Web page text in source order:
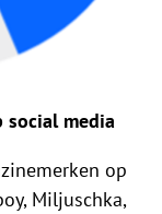
social media
op
Miljuschka,